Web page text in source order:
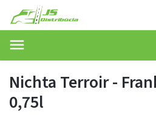
Nichta Terroir -
0,75l